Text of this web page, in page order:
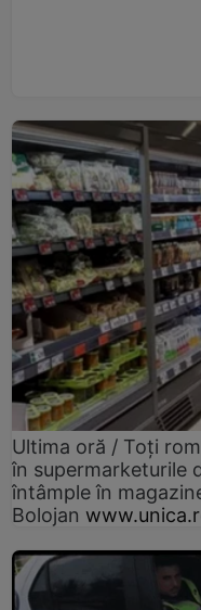
Ultima oră / Toți
în supermarketurile
întâmple în
Bolojan